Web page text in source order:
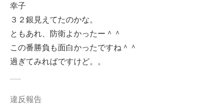
幸子
３２銀見えてたのかな。
ともあれ、防衛よかったー＾＾
この番勝負も面白かったですね＾＾
過ぎてみればですけど。。
違反報告